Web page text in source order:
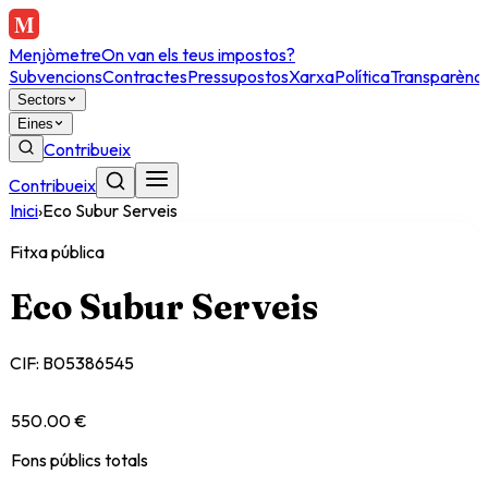
MenjòmetreOn van els teus impostos?
SubvencionsContractesPressupostosXarxaPolítica
Sectors
Eines
Contribueix
Contribueix
Inici›Eco Subur Serveis
Fitxa pública
Eco Subur Serveis
CIF: B05386545
550.00 €
Fons públics totals